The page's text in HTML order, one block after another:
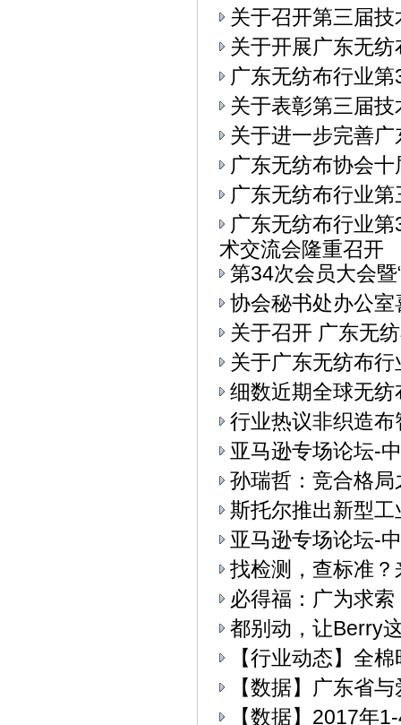
关于召开第三届
关于开展广东无
广东无纺布行业
关于表彰第三届
关于进一步完善
广东无纺布协会
广东无纺布行业
广东无纺布行业
术交流会隆重召开
第34次会员大会
协会秘书处办公室
关于召开 广东无
关于广东无纺布
细数近期全球无
行业热议非织造布
亚马逊专场论坛-
孙瑞哲：竞合格
斯托尔推出新型
亚马逊专场论坛-
找检测，查标准
必得福：广为求
都别动，让Berry
【行业动态】全
【数据】广东省
【数据】2017年